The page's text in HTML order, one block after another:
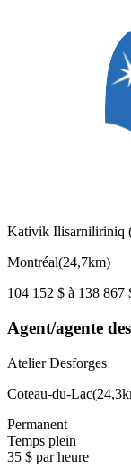
Kativik Ilisarniliriniq
Montréal(24,7km)
104 152 $ à 138 867
Agent/agente
Atelier Desforges
Coteau-du-Lac(
Permanent
Temps plein
35 $ par heure